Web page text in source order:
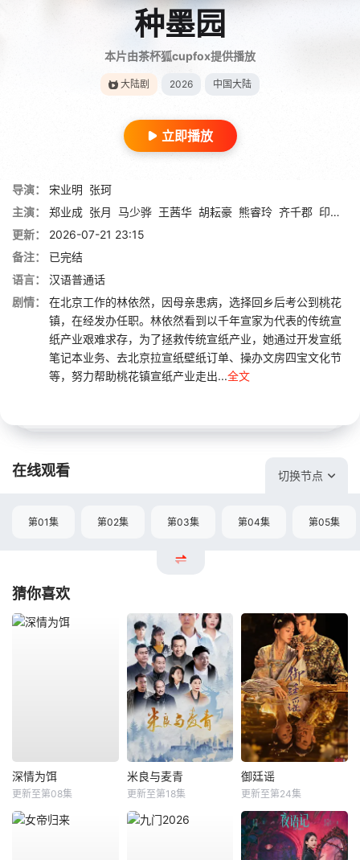
种墨园
本片由茶杯狐cupfox提供播放
大陆剧 2026 中国大陆
立即播放
导演： 宋业明 张珂
主演：
郑业成 张月 马少骅 王茜华 胡耘豪 熊睿玲 齐千郡 印小天
更新：
2026-07-21 23:15
备注：
已完结
语言：
汉语普通话
剧情：
在北京工作的林依然，因母亲患病，选择回乡后考公到桃花
镇，在经发办任职。林依然看到以千年宣家为代表的传统宣
纸产业艰难求存，为了拯救传统宣纸产业，她通过开发宣纸
笔记本业务、去北京拉宣纸壁纸订单、操办文房四宝文化节
等，努力帮助桃花镇宣纸产业走出...全文
在线观看 切换节点
第01集 第02集 第03集 第04集 第05集
猜你喜欢
深情为饵
更新至第08集
米良与麦青
更新至第18集
御廷谣
更新至第24集